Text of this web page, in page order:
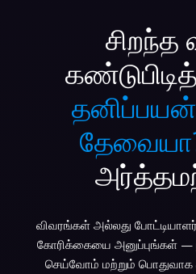
சிறந்த
விவரங்கள் அல்லது
கோரிக்கையை அனுப்புங்கள் —
செய்வோம் மற்றும் பொதுவாக